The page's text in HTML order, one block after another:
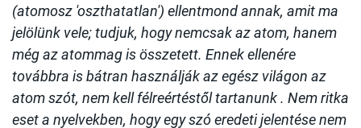
(atomosz 'oszthatatlan') ellentmond annak, amit ma
jelölünk vele; tudjuk, hogy nemcsak az atom, hanem
még az atommag is összetett. Ennek ellenére
továbbra is bátran használják az egész világon az
atom szót, nem kell félreértéstől tartanunk . Nem ritka
eset a nyelvekben, hogy egy szó eredeti jelentése nem